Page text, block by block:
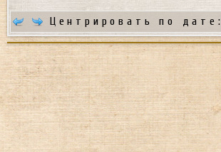
Центрировать по дате: